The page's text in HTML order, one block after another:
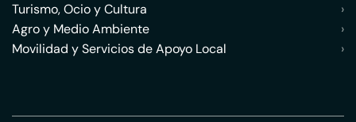
Turismo, Ocio y Cultura
›
Agro y Medio Ambiente
›
Movilidad y Servicios de Apoyo Local
›